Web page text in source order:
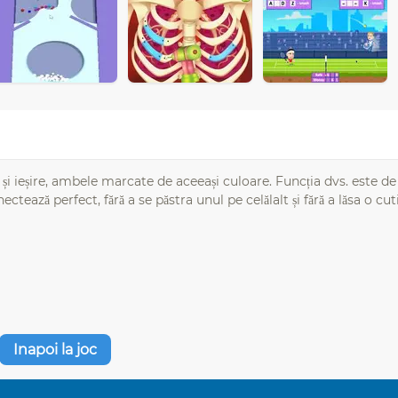
ambele marcate de aceeași culoare. Funcția dvs. este de
perfect, fără a se păstra unul pe celălalt și fără a lăsa o
Inapoi la joc